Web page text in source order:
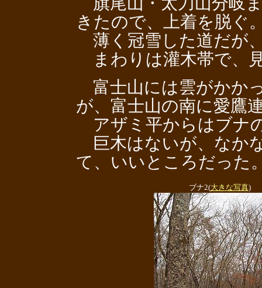
きたので、上着を脱ぐ
薄く冠雪した道だが
まわりは灌木帯で、
富士山には雲がかか
が、富士山の南に愛鷹
アザミ平からはブナ
巨木はないが、なか
て、いいところだった
ブナ2(大きな写真)